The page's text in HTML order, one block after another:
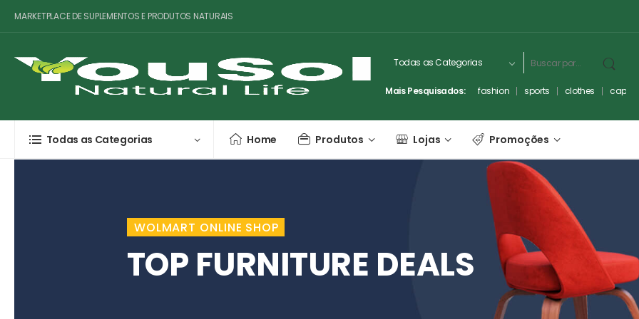
MARKETPLACE DE SUPLEMENTOS E PRODUTOS NATURAIS
Mais Pesquisados: fashion sports clothes
Todas as Categorias Home Produtos Lojas Promoções
WOLMART ONLINE SHOP
TOP FURNITURE DEALS